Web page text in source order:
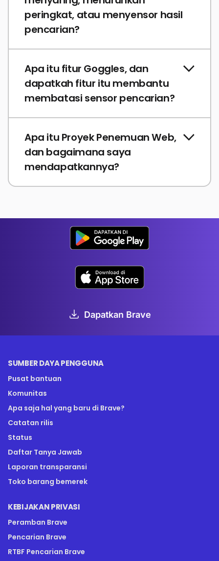
peringkat, atau menyensor hasil
pencarian?
Apa itu fitur Goggles, dan
dapatkah fitur itu membantu
membatasi sensor pencarian?
Apa itu Proyek Penemuan Web,
dan bagaimana saya
mendapatkannya?
Dapatkan Brave
SUMBER DAYA PENGGUNA
Pusat bantuan
Komunitas
Apa saja hal yang baru di Brave?
Catatan rilis
Status
Daftar Tanya Jawab
Laporan transparansi
Toko barang bemerek
KEBIJAKAN PRIVASI
Peramban Brave
Pencarian Brave
RTBF Pencarian Brave